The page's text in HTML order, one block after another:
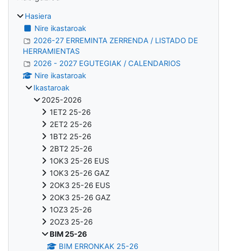
Hasiera
Nire ikastaroak
2026-27 ERREMINTA ZERRENDA / LISTADO DE
HERRAMIENTAS
2026 - 2027 EGUTEGIAK / CALENDARIOS
Nire ikastaroak
Ikastaroak
2025-2026
1ET2 25-26
2ET2 25-26
1BT2 25-26
2BT2 25-26
1OK3 25-26 EUS
1OK3 25-26 GAZ
2OK3 25-26 EUS
2OK3 25-26 GAZ
1OZ3 25-26
2OZ3 25-26
BIM 25-26
BIM ERRONKAK 25-26